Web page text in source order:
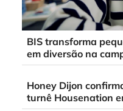
BIS transforma
em diversão na
Honey Dijon
turnê Housenation